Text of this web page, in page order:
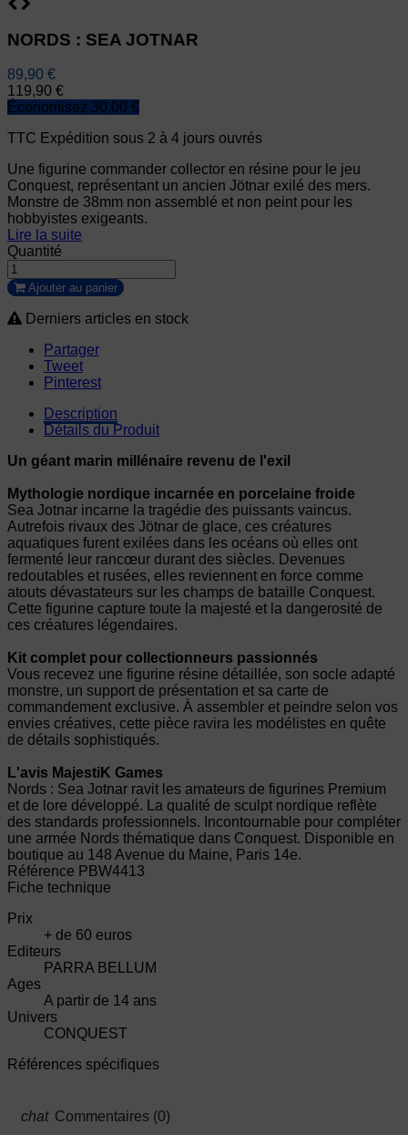
NORDS : SEA JOTNAR
89,90 €
119,90 €
Économisez 30,00 €
TTC Expédition sous 2 à 4 jours ouvrés
Une figurine commander collector en résine pour le jeu
Conquest, représentant un ancien Jötnar exilé des mers.
Monstre de 38mm non assemblé et non peint pour les
hobbyistes exigeants.
Lire la suite
Quantité
Ajouter au panier
Derniers articles en stock
Partager
Tweet
Pinterest
Description
Détails du Produit
Un géant marin millénaire revenu de l'exil
Mythologie nordique incarnée en porcelaine froide
Sea Jotnar incarne la tragédie des puissants vaincus.
Autrefois rivaux des Jötnar de glace, ces créatures
aquatiques furent exilées dans les océans où elles ont
fermenté leur rancœur durant des siècles. Devenues
redoutables et rusées, elles reviennent en force comme
atouts dévastateurs sur les champs de bataille Conquest.
Cette figurine capture toute la majesté et la dangerosité de
ces créatures légendaires.
Kit complet pour collectionneurs passionnés
Vous recevez une figurine résine détaillée, son socle adapté
monstre, un support de présentation et sa carte de
commandement exclusive. À assembler et peindre selon vos
envies créatives, cette pièce ravira les modélistes en quête
de détails sophistiqués.
L'avis MajestiK Games
Nords : Sea Jotnar ravit les amateurs de figurines Premium
et de lore développé. La qualité de sculpt nordique reflète
des standards professionnels. Incontournable pour compléter
une armée Nords thématique dans Conquest. Disponible en
boutique au 148 Avenue du Maine, Paris 14e.
Référence PBW4413
Fiche technique
Prix
+ de 60 euros
Editeurs
PARRA BELLUM
Ages
A partir de 14 ans
Univers
CONQUEST
Références spécifiques
Commentaires (0)